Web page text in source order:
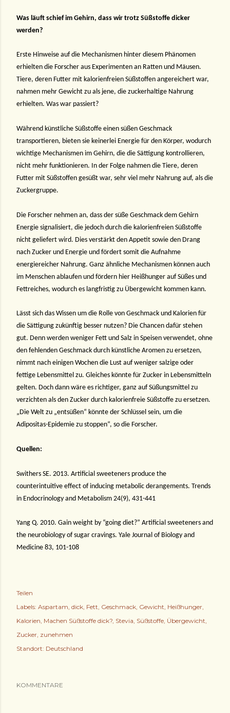
Was läuft schief im Gehirn, dass wir trotz Süßstoffe dicker
werden?
Erste Hinweise auf die Mechanismen hinter diesem Phänomen
erhielten die Forscher aus Experimenten an Ratten und Mäusen.
Tiere, deren Futter mit kalorienfreien Süßstoffen angereichert war,
nahmen mehr Gewicht zu als jene, die zuckerhaltige Nahrung
erhielten. Was war passiert?
Während künstliche Süßstoffe einen süßen Geschmack
transportieren, bieten sie keinerlei Energie für den Körper, wodurch
wichtige Mechanismen im Gehirn, die die Sättigung kontrollieren,
nicht mehr funktionieren. In der Folge nahmen die Tiere, deren
Futter mit Süßstoffen gesüßt war, sehr viel mehr Nahrung auf, als die
Zuckergruppe.
Die Forscher nehmen an, dass der süße Geschmack dem Gehirn
Energie signalisiert, die jedoch durch die kalorienfreien Süßstoffe
nicht geliefert wird. Dies verstärkt den Appetit sowie den Drang
nach Zucker und Energie und fördert somit die Aufnahme
energiereicher Nahrung. Ganz ähnliche Mechanismen können auch
im Menschen ablaufen und fördern hier Heißhunger auf Süßes und
Fettreiches, wodurch es langfristig zu Übergewicht kommen kann.
Lässt sich das Wissen um die Rolle von Geschmack und Kalorien für
die Sättigung zukünftig besser nutzen? Die Chancen dafür stehen
gut. Denn werden weniger Fett und Salz in Speisen verwendet, ohne
den fehlenden Geschmack durch künstliche Aromen zu ersetzen,
nimmt nach einigen Wochen die Lust auf weniger salzige oder
fettige Lebensmittel zu. Gleiches könnte für Zucker in Lebensmitteln
gelten. Doch dann wäre es richtiger, ganz auf Süßungsmittel zu
verzichten als den Zucker durch kalorienfreie Süßstoffe zu ersetzen.
„Die Welt zu „entsüßen“ könnte der Schlüssel sein, um die
Adipositas-Epidemie zu stoppen“, so die Forscher.
Quellen:
Swithers SE. 2013. Artificial sweeteners produce the
counterintuitive effect of inducing metabolic derangements. Trends
in Endocrinology and Metabolism 24(9), 431-441
Yang Q. 2010. Gain weight by “going diet?” Artificial sweeteners and
the neurobiology of sugar cravings. Yale Journal of Biology and
Medicine 83, 101-108
Teilen
Labels: Aspartam dick Fett Geschmack Gewicht Heißhunger
Kalorien Machen Süßstoffe dick? Stevia Süßstoffe Übergewicht
Zucker zunehmen
Standort: Deutschland
KOMMENTARE